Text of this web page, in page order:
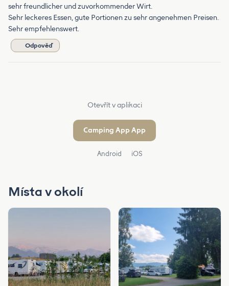
sehr freundlicher und zuvorkommender Wirt.
Sehr leckeres Essen, gute Portionen zu sehr angenehmen Preisen.
Sehr empfehlenswert.
Odpověď
Otevřít v aplikaci
Camping App App
Android iOS
Místa v okolí